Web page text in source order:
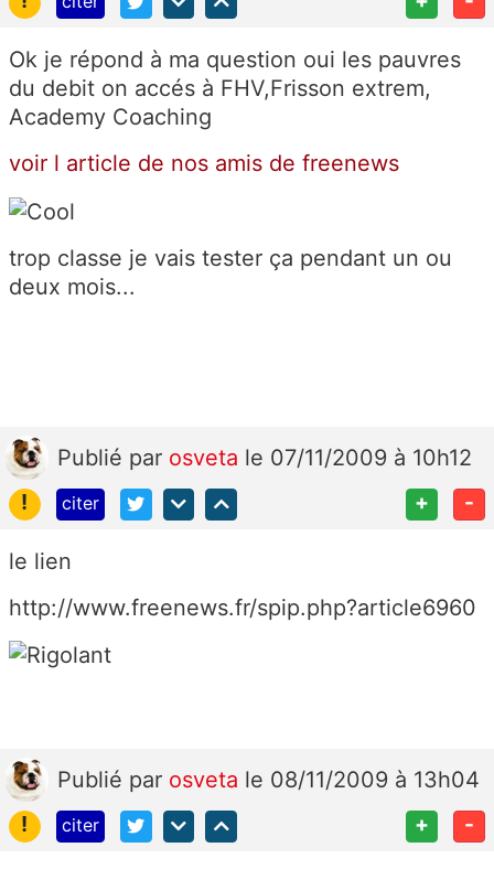
Ok je répond à ma question oui les pauvres
du debit on accés à FHV,Frisson extrem,
Academy Coaching
voir l article de nos amis de freenews
trop classe je vais tester ça pendant un ou
deux mois...
Publié par osveta le 07/11/2009 à 10h12
!
citer + -
le lien
http://www.freenews.fr/spip.php?article6960
Publié par osveta le 08/11/2009 à 13h04
!
citer + -